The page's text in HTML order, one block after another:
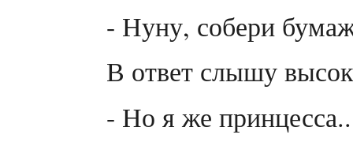
- Нуну, собери
В ответ слышу
- Но я же